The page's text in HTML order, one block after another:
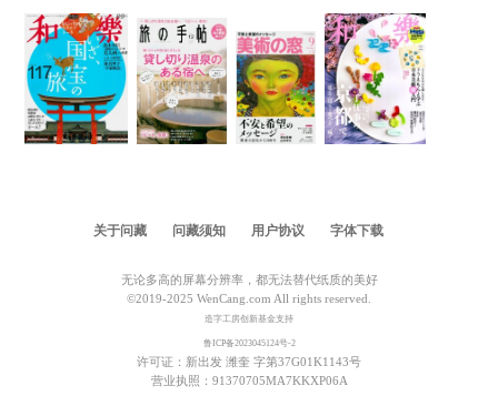
关于问藏 问藏须知 用户协议 字体下载
无论多高的屏幕分辨率，都无法替代纸质的美好
©2019-2025 WenCang.com All rights reserved.
造字工房创新基金支持
鲁ICP备2023045124号-2
许可证：新出发 潍奎 字第37G01K1143号
营业执照：91370705MA7KKXP06A